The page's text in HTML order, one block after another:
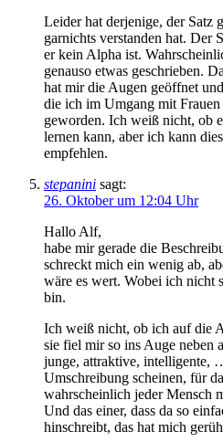
Leider hat derjenige, der Satz
garnichts verstanden hat. Der
er kein Alpha ist.
genauso etwas geschrieben.
hat mir die Augen geöffnet
die ich im Umgang mit Frauen
geworden. Ich weiß nicht, ob
lernen kann, aber ich kann
empfehlen.
stepanini sagt:
26. Oktober um 12:04 Uhr
Hallo Alf,
habe mir gerade die
schreckt mich ein wenig ab,
wäre es wert. Wobei ich nicht
bin.
Ich weiß nicht, ob ich auf die
sie fiel mir so ins Auge neben
junge, attraktive, intelligente,
Umschreibung scheinen, für
wahrscheinlich jeder Mensch
Und das einer, dass da so
hinschreibt, das hat mich